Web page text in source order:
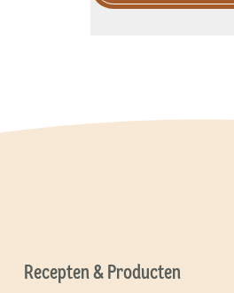
Recepten & Producten